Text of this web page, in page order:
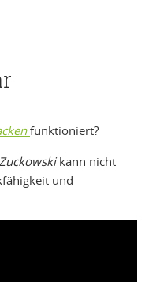
funktioniert?
kann nicht
und